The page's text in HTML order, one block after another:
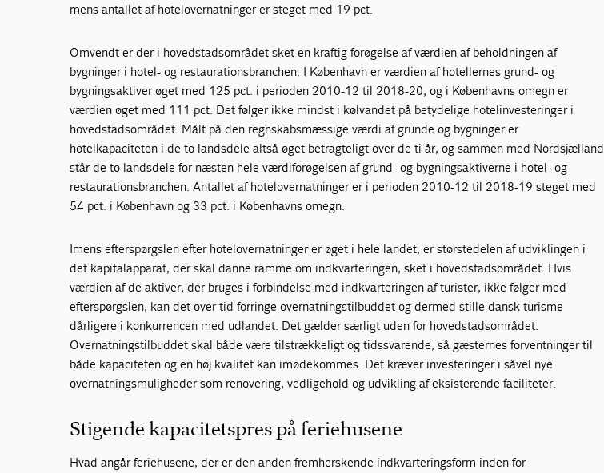
mens antallet af hotelovernatninger er steget med 19 pct.
Omvendt er der i hovedstadsområdet sket en kraftig forøgelse af værdien af beholdningen af
bygninger i hotel- og restaurationsbranchen. I København er værdien af hotellernes grund- og
bygningsaktiver øget med 125 pct. i perioden 2010-12 til 2018-20, og i Københavns omegn er
værdien øget med 111 pct. Det følger ikke mindst i kølvandet på betydelige hotelinvesteringer i
hovedstadsområdet. Målt på den regnskabsmæssige værdi af grunde og bygninger er
hotelkapaciteten i de to landsdele altså øget betragteligt over de ti år, og sammen med Nordsjælland
står de to landsdele for næsten hele værdiforøgelsen af grund- og bygningsaktiverne i hotel- og
restaurationsbranchen. Antallet af hotelovernatninger er i perioden 2010-12 til 2018-19 steget med
54 pct. i København og 33 pct. i Københavns omegn.
Imens efterspørgslen efter hotelovernatninger er øget i hele landet, er størstedelen af udviklingen i
det kapitalapparat, der skal danne ramme om indkvarteringen, sket i hovedstadsområdet. Hvis
værdien af de aktiver, der bruges i forbindelse med indkvarteringen af turister, ikke følger med
efterspørgslen, kan det over tid forringe overnatningstilbuddet og dermed stille dansk turisme
dårligere i konkurrencen med udlandet. Det gælder særligt uden for hovedstadsområdet.
Overnatningstilbuddet skal både være tilstrækkeligt og tidssvarende, så gæsternes forventninger til
både kapaciteten og en høj kvalitet kan imødekommes. Det kræver investeringer i såvel nye
overnatningsmuligheder som renovering, vedligehold og udvikling af eksisterende faciliteter.
Stigende kapacitetspres på feriehusene
Hvad angår feriehusene, der er den anden fremherskende indkvarteringsform inden for